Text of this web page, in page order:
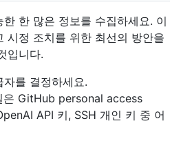
한 많은 정보를 수집하세요. 이
시정 조치를 위한 최선의 방안을
입니다.
를 결정하세요.
은 GitHub personal access
API 키, SSH 개인 키 중 어